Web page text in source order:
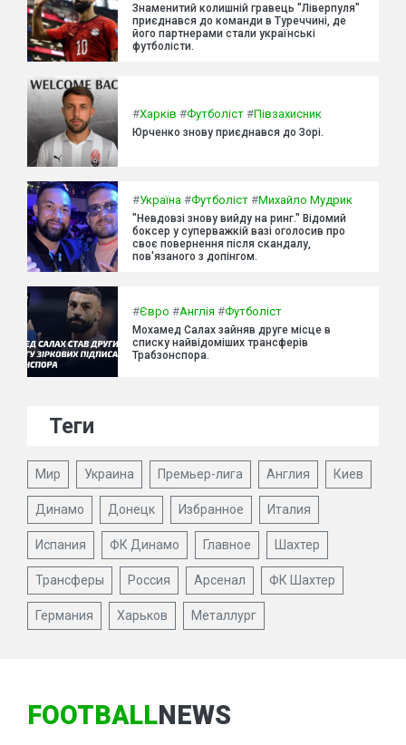
Знаменитий колишній гравець "Ліверпуля"
приєднався до команди в Туреччині, де
його партнерами стали українські
футболісти.
#Харків #Футболіст #Півзахисник
Юрченко знову приєднався до Зорі.
#Україна #Футболіст #Михайло Мудрик
"Невдовзі знову вийду на ринг." Відомий
боксер у суперважкій вазі оголосив про
своє повернення після скандалу,
пов'язаного з допінгом.
#Євро #Англія #Футболіст
Мохамед Салах зайняв друге місце в
списку найвідоміших трансферів
Трабзонспора.
Теги
Мир Украина Премьер-лига Англия Киев
Динамо Донецк Избранное Италия
Испания ФК Динамо Главное Шахтер
Трансферы Россия Арсенал ФК Шахтер
Германия Харьков Металлург
FOOTBALLNEWS